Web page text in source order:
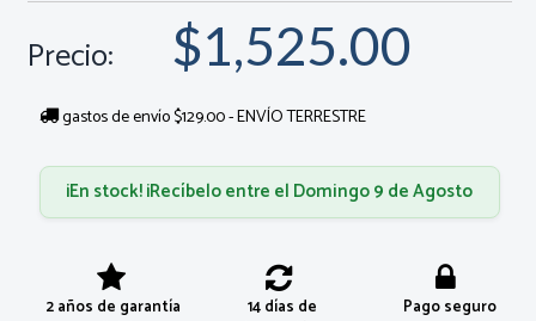
Precio: $1,525.00
gastos de envío $129.00 - ENVÍO TERRESTRE
¡En stock! ¡Recíbelo entre el Domingo 9 de Agosto
2 años de garantía
14 días de
Pago seguro